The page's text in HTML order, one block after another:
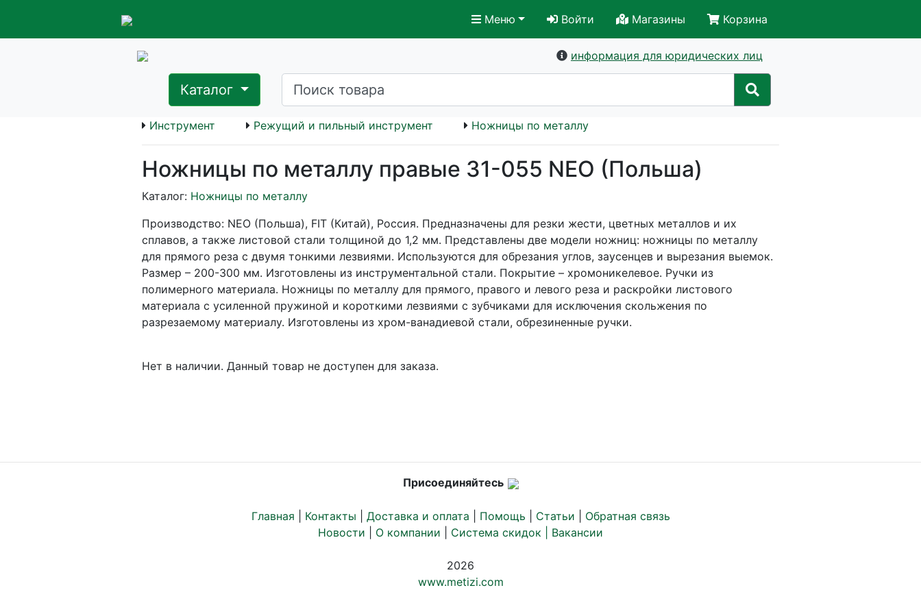
Меню Войти Магазины Корзина
информация для юридических лиц
Каталог
Инструмент Режущий и пильный инструмент Ножницы по металлу
Ножницы по металлу правые 31-055 NEO (Польша)
Каталог: Ножницы по металлу
Производство: NEO (Польша), FIT (Китай), Россия. Предназначены для резки жести, цветных металлов и их
сплавов, а также листовой стали толщиной до 1,2 мм. Представлены две модели ножниц: ножницы по металлу
для прямого реза с двумя тонкими лезвиями. Используются для обрезания углов, заусенцев и вырезания выемок.
Размер – 200-300 мм. Изготовлены из инструментальной стали. Покрытие – хромоникелевое. Ручки из
полимерного материала. Ножницы по металлу для прямого, правого и левого реза и раскройки листового
материала с усиленной пружиной и короткими лезвиями с зубчиками для исключения скольжения по
разрезаемому материалу. Изготовлены из хром-ванадиевой стали, обрезиненные ручки.
Нет в наличии. Данный товар не доступен для заказа.
Присоединяйтесь
Главная Контакты Доставка и оплата Помощь Статьи
Обратная связь
Новости
О компании Система скидок | Вакансии
2026
www.metizi.com